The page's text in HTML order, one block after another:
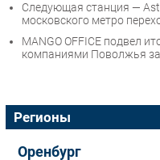
Следующая станция —
московского метро
MANGO OFFICE подвел
компаниями Поволжья за
Регионы
Оренбург